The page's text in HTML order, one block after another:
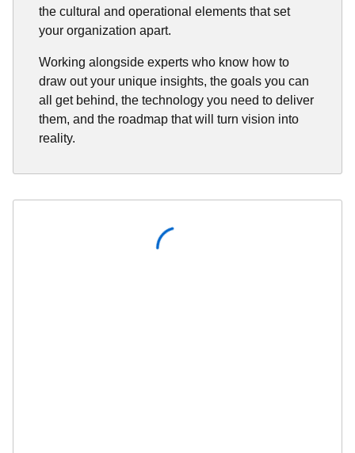
the cultural and operational elements that set
your organization apart.
Working alongside experts who know how to
draw out your unique insights, the goals you can
all get behind, the technology you need to deliver
them, and the roadmap that will turn vision into
reality.
Request workshop